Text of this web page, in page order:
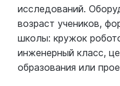
исследований.
возраст учеников,
школы: кружок
инженерный класс,
образования или